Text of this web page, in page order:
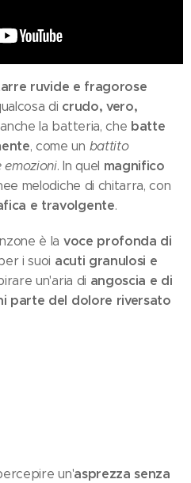
ruvide e fragorose
di crudo, vero,
la batteria, che batte
, come un battito
. In quel magnifico
melodiche di chitarra, con
e travolgente.
è la voce profonda di
i suoi acuti granulosi e
un'aria di angoscia e di
parte del dolore riversato
un'asprezza senza